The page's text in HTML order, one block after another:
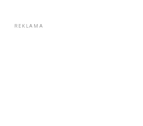
REKLAMA